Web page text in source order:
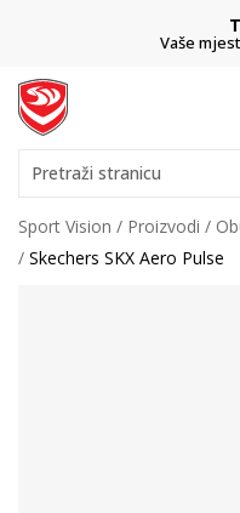
Vaše
Pretraži stranicu
Sport Vision Proizvodi
Skechers SKX Aero Pulse